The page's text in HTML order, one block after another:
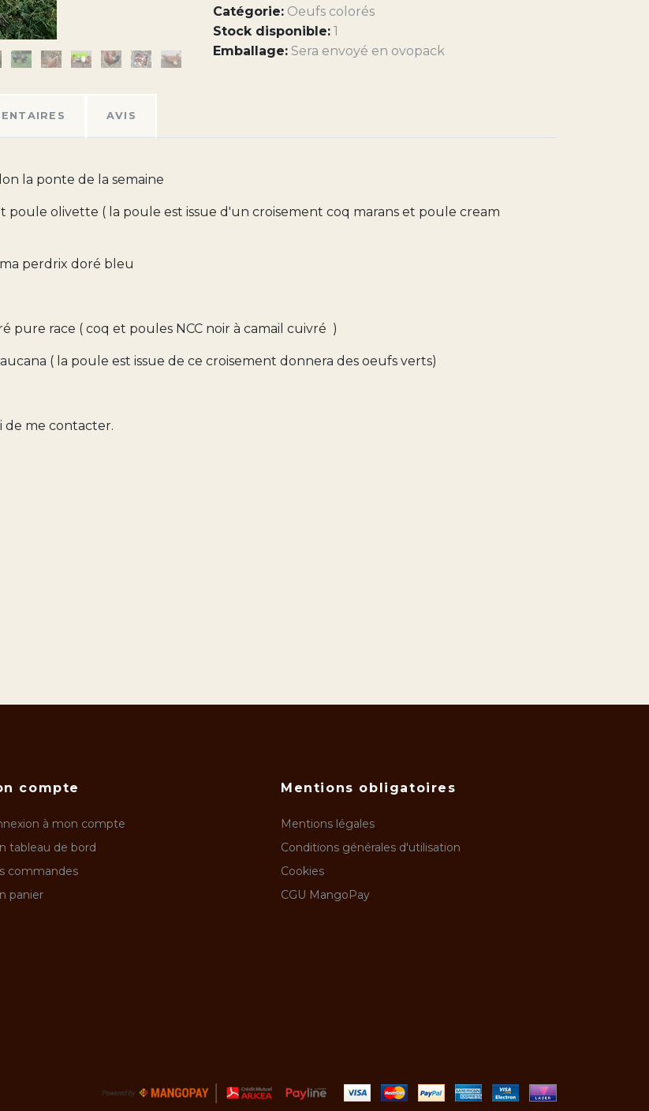
Catégorie: Oeufs colorés
Stock disponible: 1
Emballage: Sera envoyé en ovopack
AVIS
la ponte de la semaine
poule olivette ( la poule est issue d'un croisement coq marans et poule cream
perdrix doré bleu
pure race ( coq et poules NCC noir à camail cuivré )
( la poule est issue de ce croisement donnera des oeufs verts)
de me contacter.
compte
à mon compte
tableau de bord
commandes
panier
Mentions obligatoires
Mentions légales
Conditions générales d'utilisation
Cookies
CGU MangoPay